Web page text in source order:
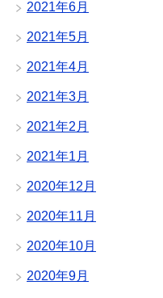
2021年6月
2021年5月
2021年4月
2021年3月
2021年2月
2021年1月
2020年12月
2020年11月
2020年10月
2020年9月